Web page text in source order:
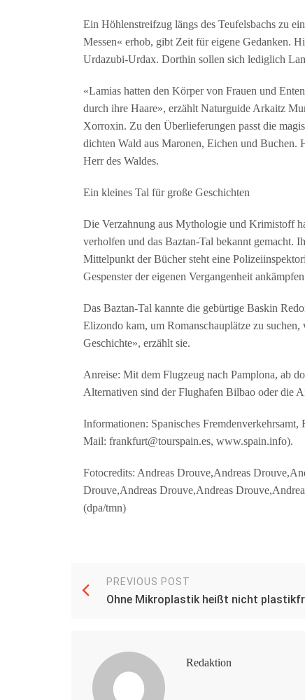
Ein Höhlenstreifzug längs des Teufelsbachs zu
Messen« erhob, gibt Zeit für eigene Gedanken.
Urdazubi-Urdax. Dorthin sollen sich lediglich
«Lamias hatten den Körper von Frauen und
durch ihre Haare», erzählt Naturguide Arkaitz
Xorroxin. Zu den Überlieferungen passt die
dichten Wald aus Maronen, Eichen und Buchen.
Herr des Waldes.
Ein kleines Tal für große Geschichten
Die Verzahnung aus Mythologie und Krimistoff
verholfen und das Baztan-Tal bekannt gemacht.
Mittelpunkt der Bücher steht eine
Gespenster der eigenen Vergangenheit
Das Baztan-Tal kannte die gebürtige Baskin
Elizondo kam, um Romanschauplätze zu
Geschichte», erzählt sie.
Anreise: Mit dem Flugzeug nach Pamplona, ab
Alternativen sind der Flughafen Bilbao oder die
Informationen: Spanisches
Mail: frankfurt@tourspain.es, www.spain.info).
Fotocredits: Andreas Drouve,Andreas
Drouve,Andreas Drouve,Andreas
(dpa/tmn)
PREVIOUS POST
Ohne Mikroplastik heißt nicht
Redaktion